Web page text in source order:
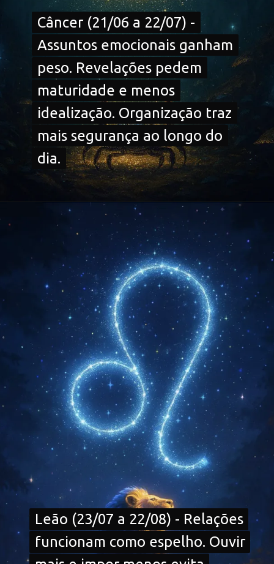
Câncer (21/06 a 22/07) -
Assuntos emocionais ganham
peso. Revelações pedem
maturidade e menos
idealização. Organização traz
mais segurança ao longo do
dia.
Câncer (21/06 a 22/07) -
Assuntos emocionais ganham
peso. Revelações pedem
maturidade e menos
idealização. Organização traz
mais segurança ao longo do
dia.
https://falaregional.com.br/?s=hor%C3%B3scopo
Leão (23/07 a 22/08) - Relações
funcionam como espelho. Ouvir
Leão (23/07 a 22/08) - Relações
funcionam como espelho. Ouvir